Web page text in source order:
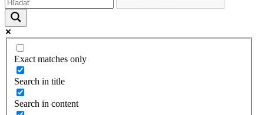
Exact matches only
Search in title
Search in content